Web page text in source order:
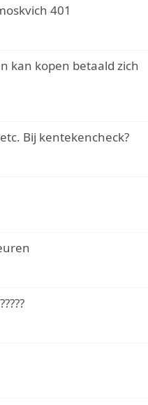
401
kan kopen betaald zich
Bij kentekencheck?